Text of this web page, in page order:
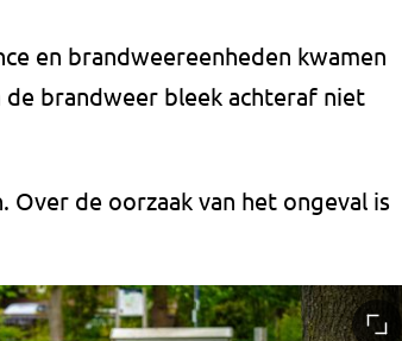
en brandweereenheden kwamen
brandweer bleek achteraf niet
de oorzaak van het ongeval is